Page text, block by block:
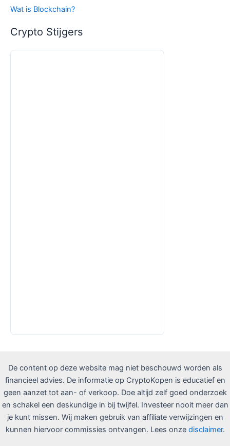
Wat is Blockchain?
Crypto Stijgers
De content op deze website mag niet beschouwd worden als
financieel advies. De informatie op CryptoKopen is educatief en
geen aanzet tot aan- of verkoop. Doe altijd zelf goed onderzoek
en schakel een deskundige in bij twijfel. Investeer nooit meer dan
je kunt missen. Wij maken gebruik van affiliate verwijzingen en
kunnen hiervoor commissies ontvangen. Lees onze disclaimer.